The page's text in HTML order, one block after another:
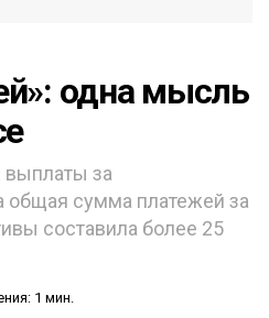
одна мысль
выплаты за
общая сумма платежей за
составила более 25
1 мин.